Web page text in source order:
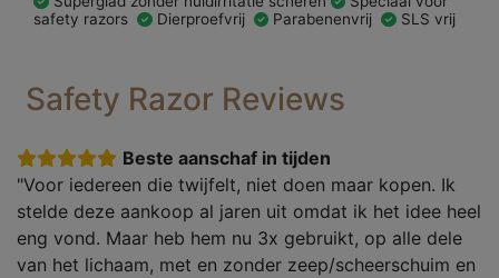
safety razors
Dierproefvrij Parabenenvrij SLS vrij
Safety Razor Reviews
Beste aanschaf in tijden
"Voor iedereen die twijfelt, niet doen maar kopen. Ik
stelde deze aankoop al jaren uit omdat ik het idee heel
eng vond. Maar heb hem nu 3x gebruikt, op alle dele
van het lichaam, met en zonder zeep/scheerschuim en